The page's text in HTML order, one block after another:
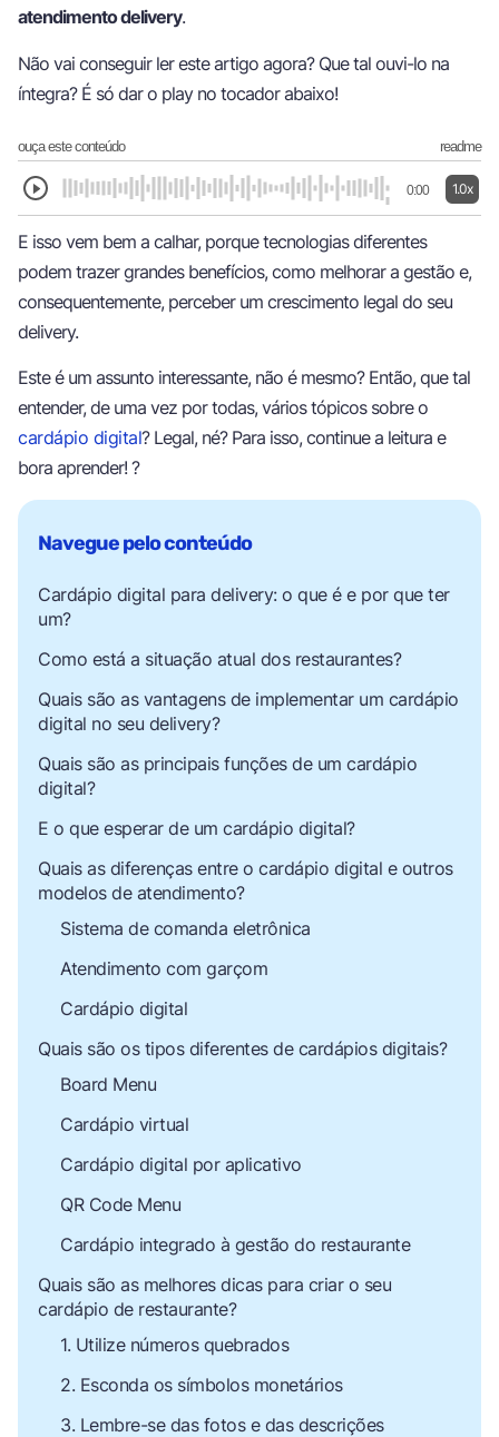
atendimento delivery.
Não vai conseguir ler este artigo agora? Que tal ouvi-lo na
íntegra? É só dar o play no tocador abaixo!
ouça este conteúdo readme
0:00 1.0x
E isso vem bem a calhar, porque tecnologias diferentes
podem trazer grandes benefícios, como melhorar a gestão e,
consequentemente, perceber um crescimento legal do seu
delivery.
Este é um assunto interessante, não é mesmo? Então, que tal
entender, de uma vez por todas, vários tópicos sobre o
cardápio digital? Legal, né? Para isso, continue a leitura e
bora aprender! ?
Cardápio digital para delivery: o que é e por que ter
um?
Como está a situação atual dos restaurantes?
Quais são as vantagens de implementar um cardápio
digital no seu delivery?
Quais são as principais funções de um cardápio
digital?
E o que esperar de um cardápio digital?
Quais as diferenças entre o cardápio digital e outros
modelos de atendimento?
Sistema de comanda eletrônica
Atendimento com garçom
Cardápio digital
Quais são os tipos diferentes de cardápios digitais?
Board Menu
Cardápio virtual
Cardápio digital por aplicativo
QR Code Menu
Cardápio integrado à gestão do restaurante
Quais são as melhores dicas para criar o seu
cardápio de restaurante?
1. Utilize números quebrados
2. Esconda os símbolos monetários
3. Lembre-se das fotos e das descrições